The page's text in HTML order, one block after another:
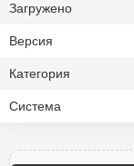
Загружено
Версия
Категория
Система